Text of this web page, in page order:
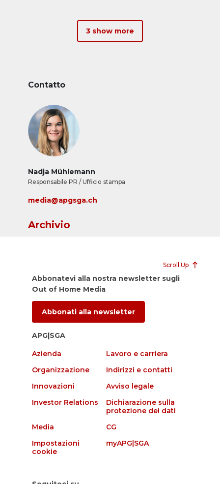
3 show more
Contatto
Nadja Mühlemann
Responsabile PR / Ufficio stampa
media@apgsga.ch
Archivio
Scroll Up
Abbonatevi alla nostra newsletter sugli
Out of Home Media
Abbonati alla newsletter
APG|SGA
Azienda
Lavoro e carriera
Organizzazione
Indirizzi e contatti
Innovazioni
Avviso legale
Investor Relations
Dichiarazione sulla
protezione dei dati
Media
CG
Impostazioni
cookie
myAPG|SGA